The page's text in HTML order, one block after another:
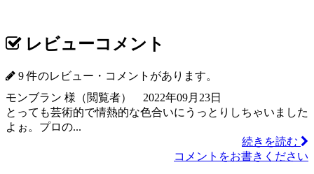
レビューコメント
9 件のレビュー・コメントがあります。
モンブラン 様（閲覧者） 2022年09月23日
とっても芸術的で情熱的な色合いにうっとりしちゃいました
よぉ。プロの...
続きを読む
コメントをお書きください